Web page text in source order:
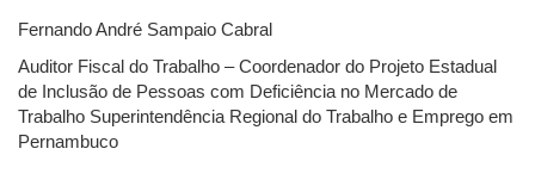
Fernando André Sampaio Cabral
Auditor Fiscal do Trabalho – Coordenador do Projeto Estadual
de Inclusão de Pessoas com Deficiência no Mercado de
Trabalho Superintendência Regional do Trabalho e Emprego em
Pernambuco